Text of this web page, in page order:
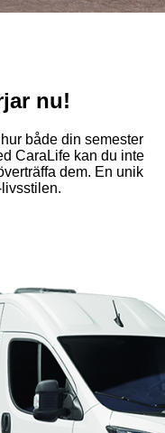
nu!
både din semester
CaraLife kan du inte
dem. En unik